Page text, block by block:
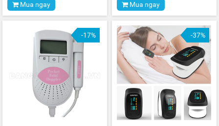
Mua ngay Mua ngay
-17% -37%